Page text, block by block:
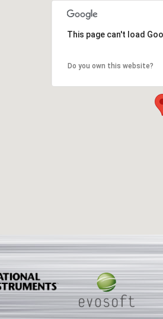
This page can't load
Do you own this website?